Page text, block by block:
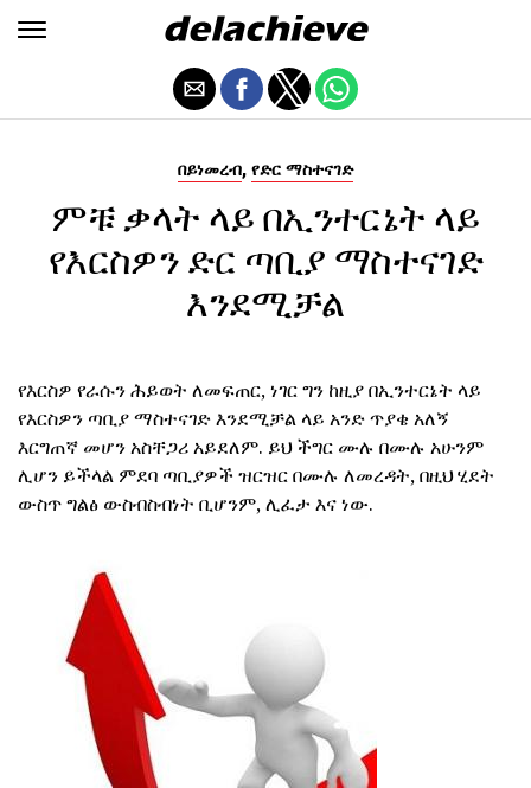
በይነመረብ, የድር ማስተናገድ
ምቹ ቃላት ላይ በኢንተርኔት ላይ
የእርስዎን ድር ጣቢያ ማስተናገድ
እንደሚቻል
የእርስዎ የራሱን ሕይወት ለመፍጠር, ነገር ግን ከዚያ በኢንተርኔት ላይ
የእርስዎን ጣቢያ ማስተናገድ እንደሚቻል ላይ አንድ ጥያቄ አለኝ
እርግጠኛ መሆን አስቸጋሪ አይደለም. ይህ ችግር ሙሉ በሙሉ አሁንም
ሊሆን ይችላል ምደባ ጣቢያዎች ዝርዝር በሙሉ ለመረዳት, በዚህ ሂደት
ውስጥ ግልፅ ውስብስብነት ቢሆንም, ሊፈታ እና ነው.